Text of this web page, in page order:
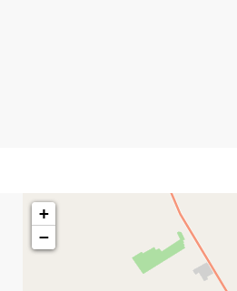
+
−